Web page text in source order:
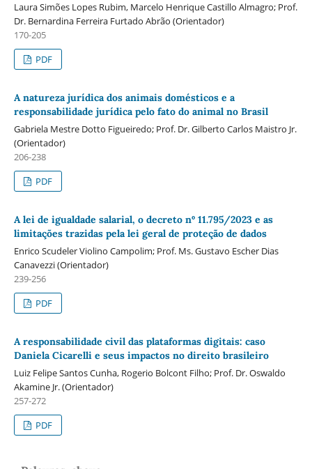
Laura Simões Lopes Rubim, Marcelo Henrique Castillo Almagro; Prof.
Dr. Bernardina Ferreira Furtado Abrão (Orientador)
170-205
PDF
A natureza jurídica dos animais domésticos e a
responsabilidade jurídica pelo fato do animal no Brasil
Gabriela Mestre Dotto Figueiredo; Prof. Dr. Gilberto Carlos Maistro Jr.
(Orientador)
206-238
PDF
A lei de igualdade salarial, o decreto nº 11.795/2023 e as
limitações trazidas pela lei geral de proteção de dados
Enrico Scudeler Violino Campolim; Prof. Ms. Gustavo Escher Dias
Canavezzi (Orientador)
239-256
PDF
A responsabilidade civil das plataformas digitais: caso
Daniela Cicarelli e seus impactos no direito brasileiro
Luiz Felipe Santos Cunha, Rogerio Bolcont Filho; Prof. Dr. Oswaldo
Akamine Jr. (Orientador)
257-272
PDF